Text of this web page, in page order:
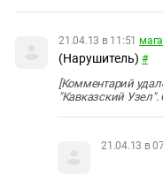
21.04.13 в 11:51 мага
(Нарушитель) #
[Комментарий
"Кавказский
21.04.13 в